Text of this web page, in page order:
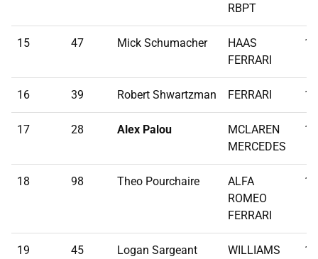
RBPT
15 47 Mick Schumacher
HAAS
FERRARI
16 39 Robert Shwartzman FERRARI
17 28 Alex Palou
MCLAREN
MERCEDES
18 98 Theo Pourchaire
ALFA
ROMEO
FERRARI
19 45 Logan Sargeant
WILLIAMS